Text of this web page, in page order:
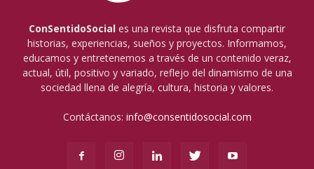
ConSentidoSocial es una revista que disfruta compartir
historias, experiencias, sueños y proyectos. Informamos,
educamos y entretenemos a través de un contenido veraz,
actual, útil, positivo y variado, reflejo del dinamismo de una
sociedad llena de alegría, cultura, historia y valores.
Contáctanos: info@consentidosocial.com